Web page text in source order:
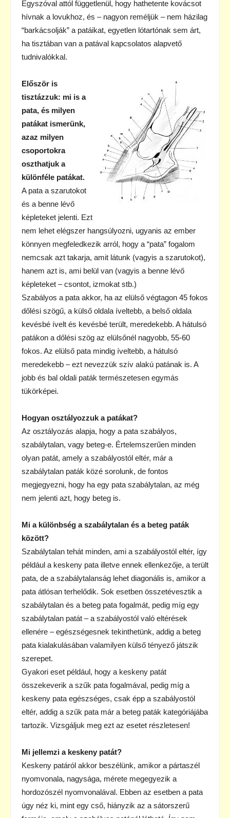
Egyszóval attól függetlenül, hogy hathetente kovácsot
hívnak a lovukhoz, és – nagyon reméljük – nem házilag
“barkácsolják” a patáikat, egyetlen lótartónak sem árt,
ha tisztában van a patával kapcsolatos alapvető
tudnivalókkal.
Először is
tisztázzuk: mi is a
pata, és milyen
patákat ismerünk,
azaz milyen
csoportokra
oszthatjuk a
különféle patákat.
A pata a szarutokot
és a benne lévő
képleteket jelenti. Ezt
nem lehet elégszer hangsúlyozni, ugyanis az ember
könnyen megfeledkezik arról, hogy a “pata” fogalom
nemcsak azt takarja, amit látunk (vagyis a szarutokot),
hanem azt is, ami belül van (vagyis a benne lévő
képleteket – csontot, izmokat stb.)
Szabályos a pata akkor, ha az elülső végtagon 45 fokos
dőlési szögű, a külső oldala íveltebb, a belső oldala
kevésbé ívelt és kevésbé terült, meredekebb. A hátulsó
patákon a dőlési szög az elülsőnél nagyobb, 55-60
fokos. Az elülső pata mindig íveltebb, a hátulsó
meredekebb – ezt nevezzük szív alakú patának is. A
jobb és bal oldali paták természetesen egymás
tükörképei.
Hogyan osztályozzuk a patákat?
Az osztályozás alapja, hogy a pata szabályos,
szabálytalan, vagy beteg-e. Értelemszerűen minden
olyan patát, amely a szabályostól eltér, már a
szabálytalan paták közé sorolunk, de fontos
megjegyezni, hogy ha egy pata szabálytalan, az még
nem jelenti azt, hogy beteg is.
Mi a különbség a szabálytalan és a beteg paták
között?
Szabálytalan tehát minden, ami a szabályostól eltér, így
például a keskeny pata illetve ennek ellenkezője, a terült
pata, de a szabálytalanság lehet diagonális is, amikor a
pata átlósan terhelődik. Sok esetben összetévesztik a
szabálytalan és a beteg pata fogalmát, pedig míg egy
szabálytalan patát – a szabályostól való eltérések
ellenére – egészségesnek tekinthetünk, addig a beteg
pata kialakulásában valamilyen külső tényező játszik
szerepet.
Gyakori eset például, hogy a keskeny patát
összekeverik a szűk pata fogalmával, pedig míg a
keskeny pata egészséges, csak épp a szabályostól
eltér, addig a szűk pata már a beteg paták kategóriájába
tartozik. Vizsgáljuk meg ezt az esetet részletesen!
Mi jellemzi a keskeny patát?
Keskeny patáról akkor beszélünk, amikor a pártaszél
nyomvonala, nagysága, mérete megegyezik a
hordozószél nyomvonalával. Ebben az esetben a pata
úgy néz ki, mint egy cső, hiányzik az a sátorszerű